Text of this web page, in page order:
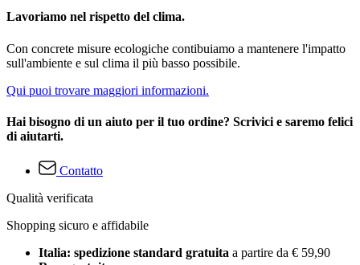
Lavoriamo nel rispetto del clima.
Con concrete misure ecologiche contibuiamo a mantenere l'impatto
sull'ambiente e sul clima il più basso possibile.
Qui puoi trovare maggiori informazioni.
Hai bisogno di un aiuto per il tuo ordine? Scrivici e saremo felici
di aiutarti.
Contatto
Qualità verificata
Shopping sicuro e affidabile
Italia: spedizione standard gratuita a partire da € 59,90